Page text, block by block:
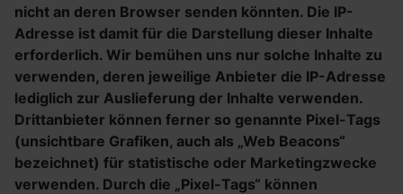
nicht an deren Browser senden könnten. Die IP-
Adresse ist damit für die Darstellung dieser Inhalte
erforderlich. Wir bemühen uns nur solche Inhalte zu
verwenden, deren jeweilige Anbieter die IP-Adresse
lediglich zur Auslieferung der Inhalte verwenden.
Drittanbieter können ferner so genannte Pixel-Tags
(unsichtbare Grafiken, auch als „Web Beacons“
bezeichnet) für statistische oder Marketingzwecke
verwenden. Durch die „Pixel-Tags“ können